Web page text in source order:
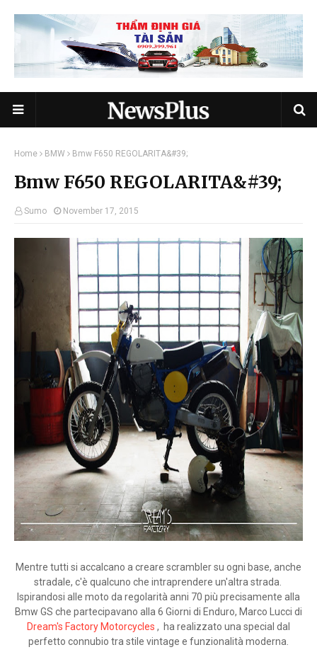
Home BMW Bmw F650 REGOLARITA&#39;
Bmw F650 REGOLARITA&#39;
Sumo November 17, 2015
Mentre tutti si accalcano a creare scrambler su ogni base, anche
stradale, c'è qualcuno che intraprendere un'altra strada.
Ispirandosi alle moto da regolarità anni 70 più precisamente alla
Bmw GS che partecipavano alla 6 Giorni di Enduro, Marco Lucci di
Dream's Factory Motorcycles , ha realizzato una special dal
perfetto connubio tra stile vintage e funzionalità moderna.